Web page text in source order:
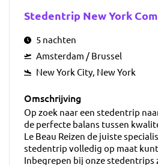
Stedentrip New York
5 nachten
Amsterdam / Brussel
New York City, New York
Omschrijving
Op zoek naar een stedentrip
de perfecte balans tussen
Le Beau Reizen de juiste
stedentrip volledig op maat
Inbegrepen bij onze